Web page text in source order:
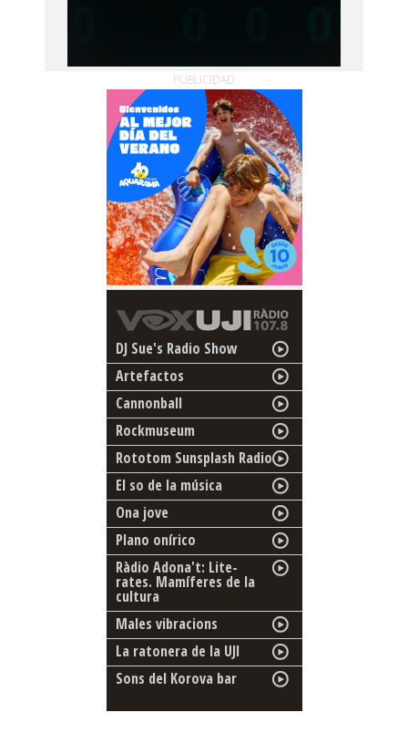
PUBLICIDAD
DJ Sue's Radio Show
Artefactos
Cannonball
Rockmuseum
Rototom Sunsplash Radio
El so de la música
Ona jove
Plano onírico
Ràdio Adona't: Lite-
rates. Mamíferes de la
cultura
Males vibracions
La ratonera de la UJI
Sons del Korova bar